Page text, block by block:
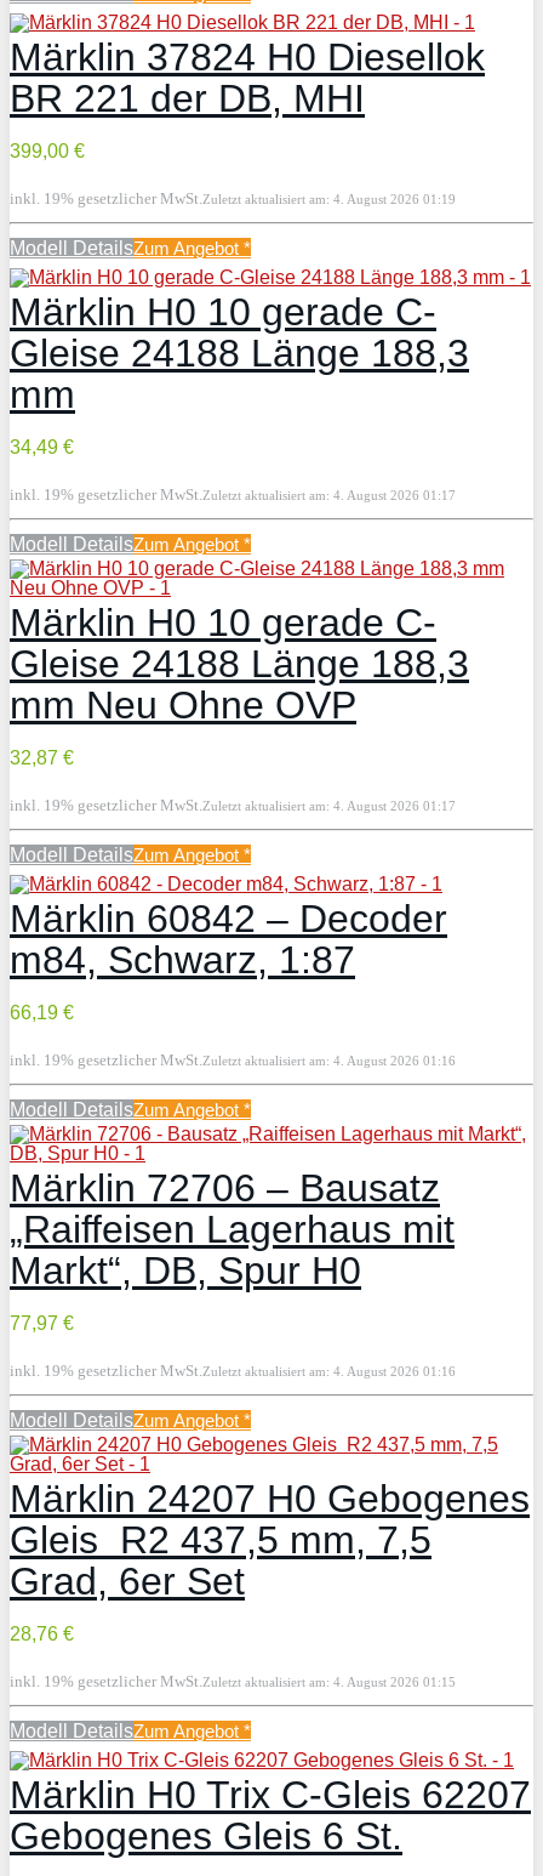
Märklin 37824 H0 Diesellok
BR 221 der DB, MHI
399,00 €
inkl. 19% gesetzlicher MwSt. Zuletzt aktualisiert am: 4. August 2026 01:19
Modell DetailsZum Angebot *
Märklin H0 10 gerade C-
Gleise 24188 Länge 188,3
mm
34,49 €
inkl. 19% gesetzlicher MwSt. Zuletzt aktualisiert am: 4. August 2026 01:17
Modell DetailsZum Angebot *
Märklin H0 10 gerade C-
Gleise 24188 Länge 188,3
mm Neu Ohne OVP
32,87 €
inkl. 19% gesetzlicher MwSt. Zuletzt aktualisiert am: 4. August 2026 01:17
Modell DetailsZum Angebot *
Märklin 60842 – Decoder
m84, Schwarz, 1:87
66,19 €
inkl. 19% gesetzlicher MwSt. Zuletzt aktualisiert am: 4. August 2026 01:16
Modell DetailsZum Angebot *
Märklin 72706 – Bausatz
„Raiffeisen Lagerhaus mit
Markt“, DB, Spur H0
77,97 €
inkl. 19% gesetzlicher MwSt. Zuletzt aktualisiert am: 4. August 2026 01:16
Modell DetailsZum Angebot *
Märklin 24207 H0 Gebogenes
Gleis R2 437,5 mm, 7,5
Grad, 6er Set
28,76 €
inkl. 19% gesetzlicher MwSt. Zuletzt aktualisiert am: 4. August 2026 01:15
Modell DetailsZum Angebot *
Märklin H0 Trix C-Gleis 62207
Gebogenes Gleis 6 St.